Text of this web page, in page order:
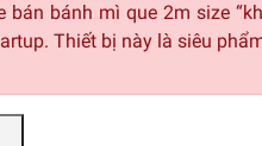
bán bánh mì que 2m size
Thiết bị này là siêu